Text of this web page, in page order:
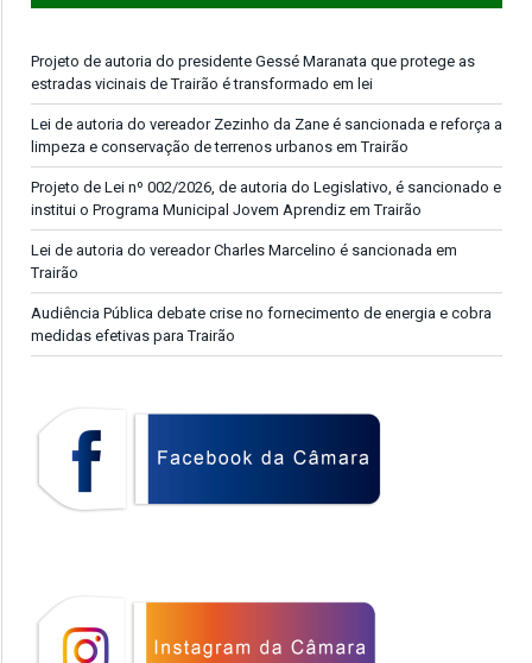
Projeto de autoria do presidente Gessé Maranata que protege as
estradas vicinais de Trairão é transformado em lei
Lei de autoria do vereador Zezinho da Zane é sancionada e reforça a
limpeza e conservação de terrenos urbanos em Trairão
Projeto de Lei nº 002/2026, de autoria do Legislativo, é sancionado e
institui o Programa Municipal Jovem Aprendiz em Trairão
Lei de autoria do vereador Charles Marcelino é sancionada em
Trairão
Audiência Pública debate crise no fornecimento de energia e cobra
medidas efetivas para Trairão